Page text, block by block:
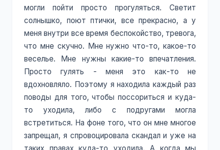
могли пойти просто прогуляться. Светит
солнышко, поют птички, все прекрасно, а у
меня внутри все время беспокойство, тревога,
что мне скучно. Мне нужно что-то, какое-то
веселье. Мне нужны какие-то впечатления.
Просто гулять - меня это как-то не
вдохновляло. Поэтому я находила каждый раз
поводы для того, чтобы поссориться и куда-
то уходила, либо с подругами могла
встретиться. На фоне того, что он мне многое
запрещал, я спровоцировала скандал и уже на
таких правах куда-то уходила. А когда мы